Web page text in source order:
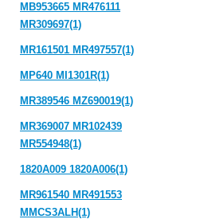
MB953665 MR476111
MR309697(1)
MR161501 MR497557(1)
MP640 MI1301R(1)
MR389546 MZ690019(1)
MR369007 MR102439
MR554948(1)
1820A009 1820A006(1)
MR961540 MR491553
MMCS3ALH(1)